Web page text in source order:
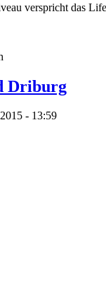
verspricht das
Driburg
- 13:59